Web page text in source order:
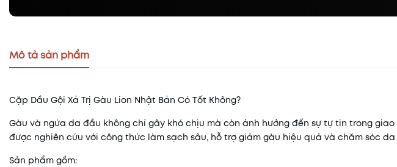
Mô tả sản phẩm
Cặp Dầu Gội Xả Trị Gàu Lion Nhật Bản Có Tốt Không?
Gàu và ngứa da đầu không chỉ gây khó chịu mà còn ảnh hưởng đến sự tự tin trong
được nghiên cứu với công thức làm sạch sâu, hỗ trợ giảm gàu hiệu quả và chăm sóc
Sản phẩm gồm: